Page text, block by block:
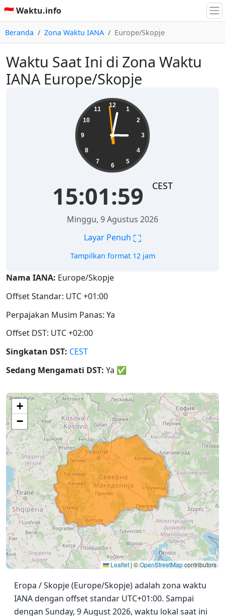
🇮🇩 Waktu.info
Beranda Zona Waktu IANA Europe/Skopje
Waktu Saat Ini di Zona Waktu
IANA Europe/Skopje
12
1
2
3
4
5
6
7
8
9
10
11
15:02:00 CEST
Minggu, 9 Agustus 2026
Layar Penuh ⛶
Tampilkan format 12 jam
Nama IANA: Europe/Skopje
Offset Standar: UTC +01:00
Perpajakan Musim Panas: Ya
Offset DST: UTC +02:00
Singkatan DST: CEST
Sedang Mengamati DST: Ya ✅
+
−
Leaflet | ©OpenStreetMapcontributors
Eropa / Skopje (Europe/Skopje) adalah zona waktu
IANA dengan offset standar UTC+01:00. Sampai
dengan Sunday, 9 August 2026, waktu lokal saat ini